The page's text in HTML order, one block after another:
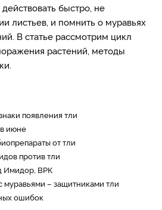
быстро, не
листьев, и помнить о муравьях
В статье рассмотрим цикл
растений, методы
появления тли
июне
от тли
против тли
Имидор, ВРК
муравьями – защитниками тли
ошибок